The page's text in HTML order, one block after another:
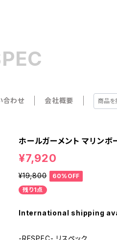
合わせ 会社概要
ホールガーメント マリンボ
¥7,920
¥19,800
60%OFF
残り1点
International shipping
-RESPEC- リスペック